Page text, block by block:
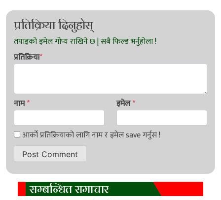
प्रतिक्रिया दिनुहोस्
प्रतिक्रिया*
नाम* इमेल*
सम्बन्धित समाचार